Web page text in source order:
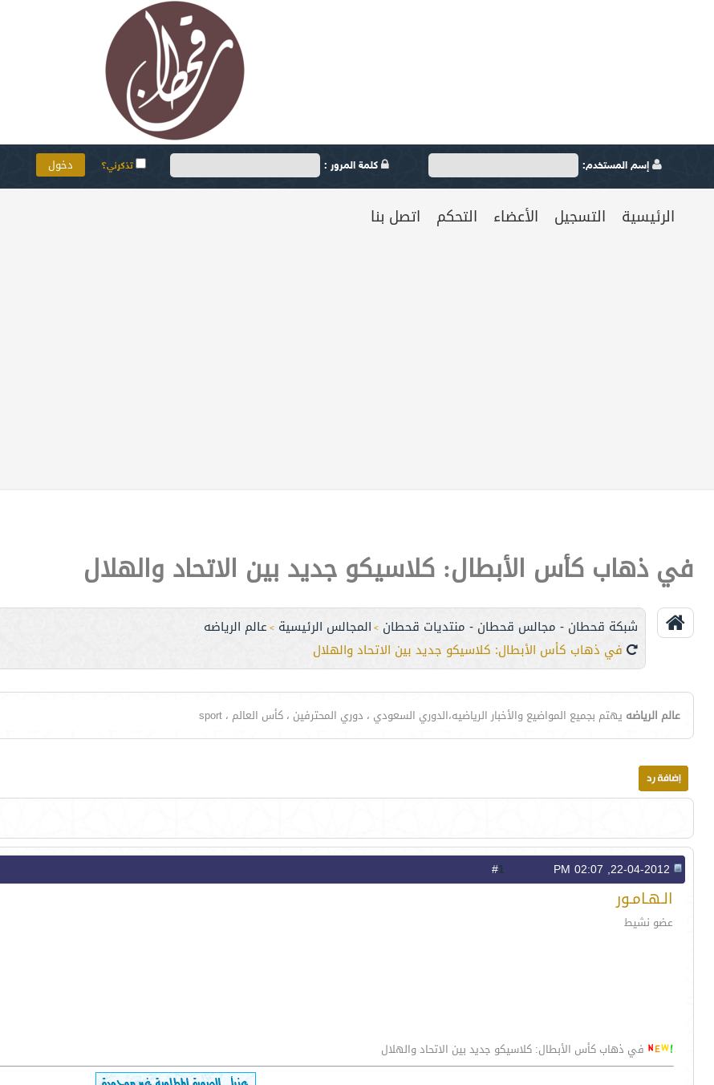
إسم المستخدم: كلمة المرور : تذكرني؟
الرئيسية التسجيل الأعضاء التحكم اتصل بنا
في ذهاب كأس الأبطال: كلاسيكو جديد بين الاتحاد والهلال
شبكة قحطان - مجالس قحطان - منتديات قحطان > المجالس الرئيسية > عالم الرياضه
في ذهاب كأس الأبطال: كلاسيكو جديد بين الاتحاد والهلال
عالم الرياضه يهتم بجميع المواضيع والأخبار الرياضيه،الدوري السعودي ، دوري المحترفين ، كأس العالم ، sport
1
الـهـامـور
عضو نشيط
في ذهاب كأس الأبطال: كلاسيكو جديد بين الاتحاد والهلال